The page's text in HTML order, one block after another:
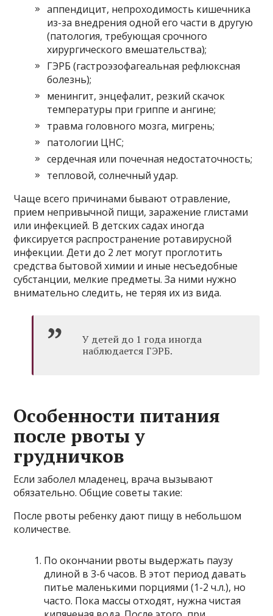
аппендицит, непроходимость кишечника
из-за внедрения одной его части в другую
(патология, требующая срочного
хирургического вмешательства);
ГЭРБ (гастроэзофагеальная рефлюксная
болезнь);
менингит, энцефалит, резкий скачок
температуры при гриппе и ангине;
травма головного мозга, мигрень;
патологии ЦНС;
сердечная или почечная недостаточность;
тепловой, солнечный удар.
Чаще всего причинами бывают отравление,
прием непривычной пищи, заражение глистами
или инфекцией. В детских садах иногда
фиксируется распространение ротавирусной
инфекции. Дети до 2 лет могут проглотить
средства бытовой химии и иные несъедобные
субстанции, мелкие предметы. За ними нужно
внимательно следить, не теряя их из вида.
У детей до 1 года иногда
наблюдается ГЭРБ.
Особенности питания
после рвоты у
грудничков
Если заболел младенец, врача вызывают
обязательно. Общие советы такие:
После рвоты ребенку дают пищу в небольшом
количестве.
По окончании рвоты выдержать паузу
длиной в 3-6 часов. В этот период давать
питье маленькими порциями (1-2 ч.л.), но
часто. Пока массы отходят, нужна чистая